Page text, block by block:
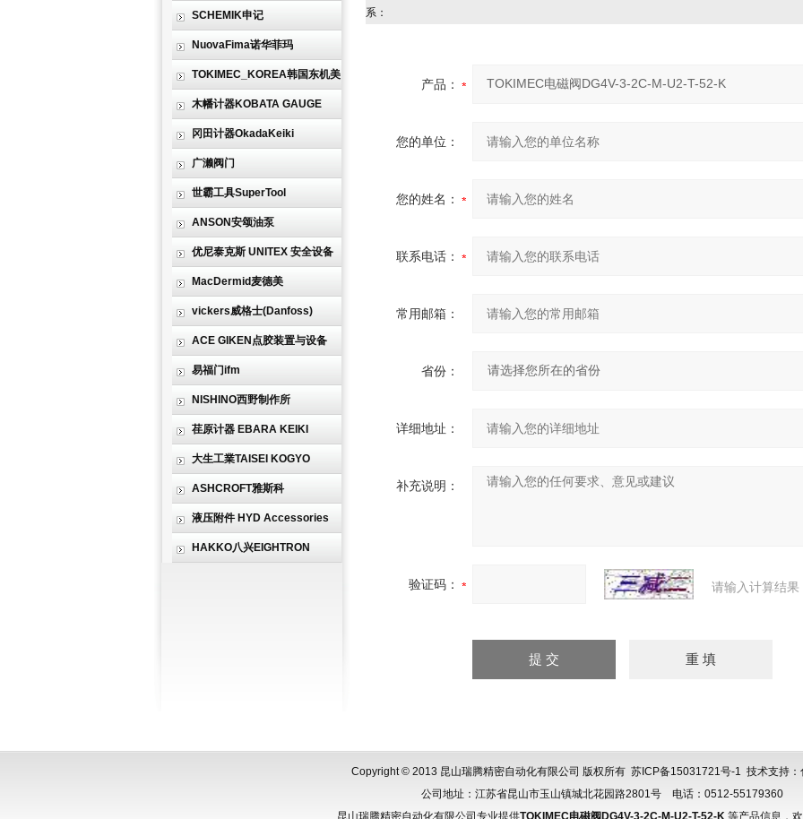
SCHEMIK申记
NuovaFima诺华菲玛
TOKIMEC_KOREA韩国东机美
木幡计器KOBATA GAUGE
冈田计器OkadaKeiki
广濑阀门
世霸工具SuperTool
ANSON安颂油泵
优尼泰克斯 UNITEX 安全设备
MacDermid麦德美
vickers威格士(Danfoss)
ACE GIKEN点胶装置与设备
易福门ifm
NISHINO西野制作所
荏原计器 EBARA KEIKI
大生工業TAISEI KOGYO
ASHCROFT雅斯科
液压附件 HYD Accessories
HAKKO八兴EIGHTRON
系：
产品：
您的单位：
您的姓名：
联系电话：
常用邮箱：
省份：
详细地址：
补充说明：
验证码： 请输入计算结
Copyright © 2013 昆山瑞腾精密自动化有限公司 版权所有 苏ICP备15031721号-1 技术支持：
公司地址：江苏省昆山市玉山镇城北花园路2801号 电话：0512-55179360
昆山瑞腾精密自动化有限公司专业提供TOKIMEC电磁阀DG4V-3-2C-M-U2-T-52-K ,等产品信息，